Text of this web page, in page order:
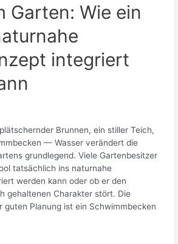
Garten: Wie ein
integriert
Brunnen, ein stiller Teich,
— Wasser verändert die
grundlegend. Viele Gartenbesitzer
tatsächlich ins naturnahe
werden kann oder ob er den
gehaltenen Charakter stört. Die
guten Planung ist ein Schwimmbecken